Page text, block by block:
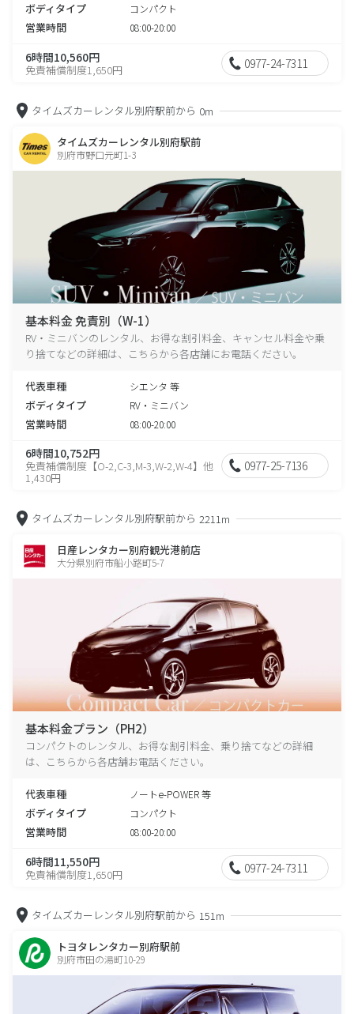
ボディタイプ コンパクト
営業時間 08:00-20:00
6時間10,560円
免責補償制度1,650円 0977-24-7311
タイムズカーレンタル別府駅前から 0m
タイムズカーレンタル別府駅前
別府市野口元町1-3
基本料金 免責別（W-1）
RV・ミニバンのレンタル、お得な割引料金、キャンセル料金や乗
り捨てなどの詳細は、こちらから各店舗にお電話ください。
代表車種 シエンタ 等
ボディタイプ RV・ミニバン
営業時間 08:00-20:00
6時間10,752円
免責補償制度【O-2,C-3,M-3,W-2,W-4】他
1,430円
0977-25-7136
タイムズカーレンタル別府駅前から 2211m
日産レンタカー別府観光港前店
大分県別府市船小路町5-7
基本料金プラン（PH2）
コンパクトのレンタル、お得な割引料金、乗り捨てなどの詳細
は、こちらから各店舗お電話ください。
代表車種 ノートe-POWER 等
ボディタイプ コンパクト
営業時間 08:00-20:00
6時間11,550円
免責補償制度1,650円 0977-24-7311
タイムズカーレンタル別府駅前から 151m
トヨタレンタカー別府駅前
別府市田の湯町10-29